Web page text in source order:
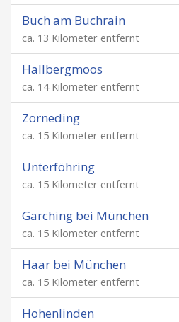
Buch am Buchrain
ca. 13 Kilometer entfernt
Hallbergmoos
ca. 14 Kilometer entfernt
Zorneding
ca. 15 Kilometer entfernt
Unterföhring
ca. 15 Kilometer entfernt
Garching bei München
ca. 15 Kilometer entfernt
Haar bei München
ca. 15 Kilometer entfernt
Hohenlinden